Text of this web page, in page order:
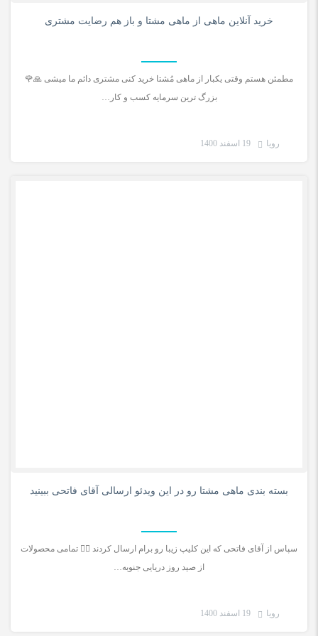
خرید آنلاین ماهی از ماهی مشتا و باز هم رضایت مشتری
مطمئن هستم وقتی یکبار از ماهی مُشتا خرید کنی مشتری دائم ما میشی 🙏🌹
بزرگ ترین سرمایه کسب و کار…
رویا 19 اسفند 1400
بسته بندی ماهی مشتا رو در این ویدئو ارسالی آقای فاتحی ببینید
سپاس از آقای فاتحی که این کلیپ زیبا رو برام ارسال کردند 🚣‍♂️ تمامی محصولات
از صید روز دریایی جنوبه…
رویا 19 اسفند 1400